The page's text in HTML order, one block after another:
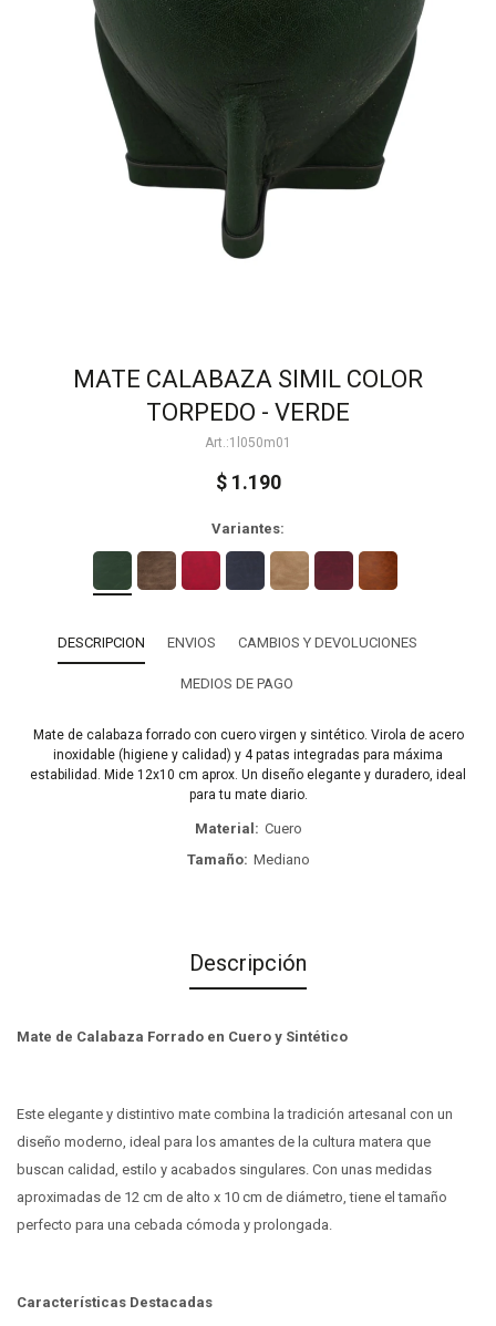
MATE CALABAZA SIMIL COLOR
TORPEDO - VERDE
1l050m01
$ 1.190
Variantes:
DESCRIPCION ENVIOS CAMBIOS Y DEVOLUCIONES
MEDIOS DE PAGO
Mate de calabaza forrado con cuero virgen y sintético. Virola de acero
inoxidable (higiene y calidad) y 4 patas integradas para máxima
estabilidad. Mide 12x10 cm aprox. Un diseño elegante y duradero, ideal
para tu mate diario.
Material
Cuero
Tamaño
Mediano
Descripción
Mate de Calabaza Forrado en Cuero y Sintético
Este elegante y distintivo mate combina la tradición artesanal con un
diseño moderno, ideal para los amantes de la cultura matera que
buscan calidad, estilo y acabados singulares. Con unas medidas
aproximadas de 12 cm de alto x 10 cm de diámetro, tiene el tamaño
perfecto para una cebada cómoda y prolongada.
Características Destacadas